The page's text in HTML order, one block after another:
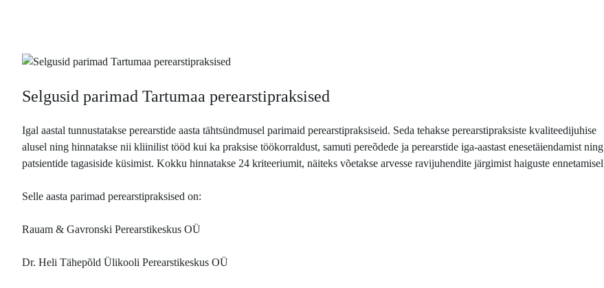
Selgusid parimad Tartumaa perearstipraksised
Igal aastal tunnustatakse perearstide aasta tähtsündmusel parimaid perearstipraksiseid. Seda tehakse perearstipraksiste kvaliteedijuhise
alusel ning hinnatakse nii kliinilist tööd kui ka praksise töökorraldust, samuti pereõdede ja perearstide iga-aastast enesetäiendamist ning
patsientide tagasiside küsimist. Kokku hinnatakse 24 kriteeriumit, näiteks võetakse arvesse ravijuhendite järgimist haiguste ennetamisel
Selle aasta parimad perearstipraksised on:
Rauam & Gavronski Perearstikeskus OÜ
Dr. Heli Tähepõld Ülikooli Perearstikeskus OÜ